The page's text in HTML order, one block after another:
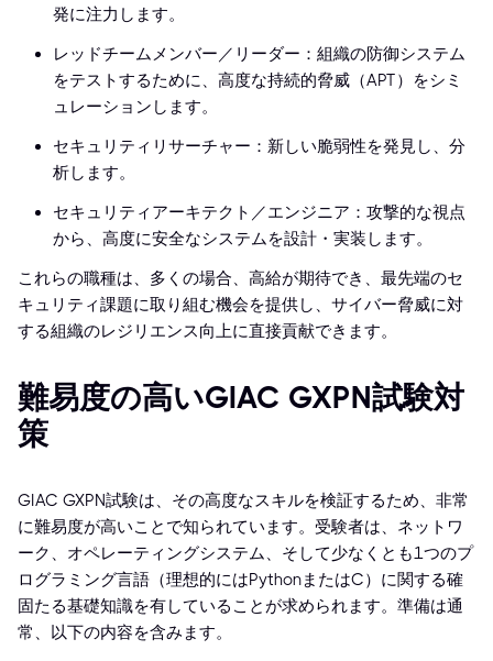
発に注力します。
レッドチームメンバー／リーダー：組織の防御システム
をテストするために、高度な持続的脅威（APT）をシミ
ュレーションします。
セキュリティリサーチャー：新しい脆弱性を発見し、分
析します。
セキュリティアーキテクト／エンジニア：攻撃的な視点
から、高度に安全なシステムを設計・実装します。
これらの職種は、多くの場合、高給が期待でき、最先端のセ
キュリティ課題に取り組む機会を提供し、サイバー脅威に対
する組織のレジリエンス向上に直接貢献できます。
難易度の高いGIAC GXPN試験対
策
GIAC GXPN試験は、その高度なスキルを検証するため、非常
に難易度が高いことで知られています。受験者は、ネットワ
ーク、オペレーティングシステム、そして少なくとも1つのプ
ログラミング言語（理想的にはPythonまたはC）に関する確
固たる基礎知識を有していることが求められます。準備は通
常、以下の内容を含みます。